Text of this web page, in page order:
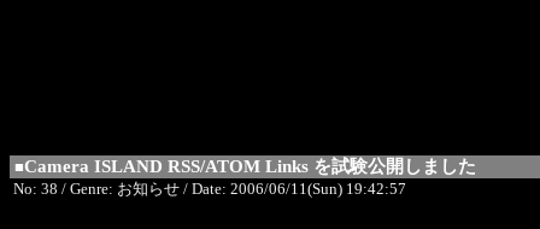
■Camera ISLAND RSS/ATOM Links を試験公開しました
No: 38 / Genre: お知らせ / Date: 2006/06/11(Sun) 19:42:57